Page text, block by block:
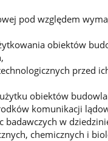
pod względem
obiektów
przed
obiektów
komunikacji
badawczych w
chemicznych i